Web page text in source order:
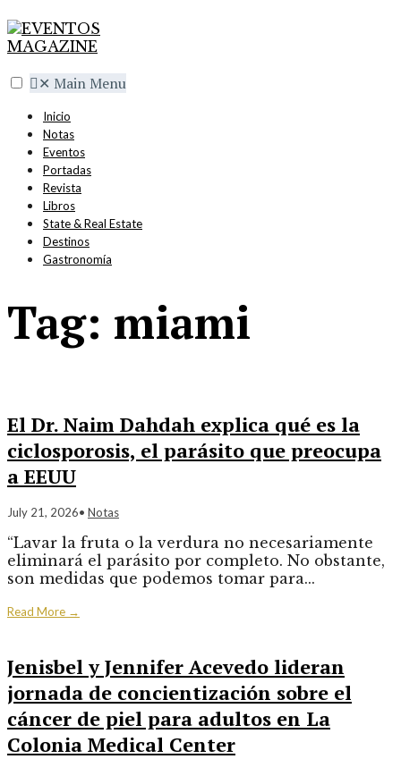
✕ Main Menu
Inicio
Notas
Eventos
Portadas
Revista
Libros
State & Real Estate
Destinos
Gastronomía
Tag: miami
El Dr. Naim Dahdah explica qué es la
ciclosporosis, el parásito que preocupa
a EEUU
July 21, 2026• Notas
“Lavar la fruta o la verdura no necesariamente
eliminará el parásito por completo. No obstante,
son medidas que podemos tomar para...
Read More →
Jenisbel y Jennifer Acevedo lideran
jornada de concientización sobre el
cáncer de piel para adultos en La
Colonia Medical Center